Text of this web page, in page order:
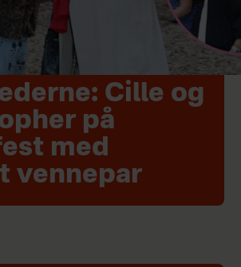
Cille og
på
med
vennepar